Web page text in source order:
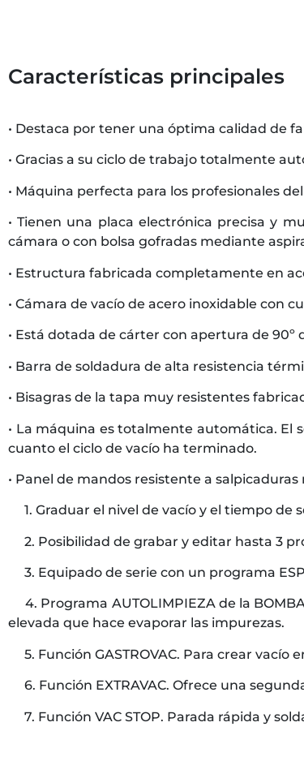
Características principales
• Destaca por tener una óptima calidad de
• Gracias a su ciclo de trabajo totalmente
• Máquina perfecta para los profesionales
• Tienen una placa electrónica precisa y
cámara o con bolsa gofradas mediante
• Estructura fabricada completamente en
• Cámara de vacío de acero inoxidable con
• Está dotada de cárter con apertura de
• Barra de soldadura de alta resistencia
• Bisagras de la tapa muy resistentes
• La máquina es totalmente automática. El
cuanto el ciclo de vacío ha terminado.
• Panel de mandos resistente a
1. Graduar el nivel de vacío y el tiempo de
2. Posibilidad de grabar y editar hasta 3
3. Equipado de serie con un programa
4. Programa AUTOLIMPIEZA de la
elevada que hace evaporar las impurezas.
5. Función GASTROVAC. Para crear vacío
6. Función EXTRAVAC. Ofrece una
7. Función VAC STOP. Parada rápida y